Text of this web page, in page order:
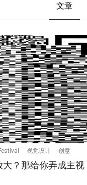
文章
视觉设计 创意
大？那给你弄成主视